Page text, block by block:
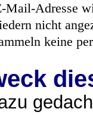
Mail-Adresse
nicht
keine